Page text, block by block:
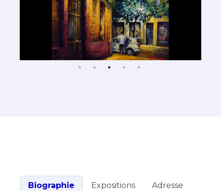
Biographie Expositions
Adresse